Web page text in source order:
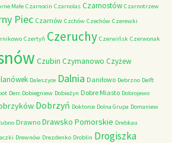
Małe Czarnocin Czarnolas Czarnostów Czarnotrzew
Piec Czarnów Czchów Czechów Czerewki
Czertyń Czeruchy Czerwińsk Czerwonak
Czubin Czymanowo Czyżew
Daleszyce Dalnia Daniłowo Debrzno Delft
Derc Dobiegniew Dobieżyn Dobre Miasto Dobrojewo
Dobrzyń Doktorce Dolna Grupa Domaniew
Drawno Drawsko Pomorskie Drebkau
Drewnów Drezdenko Droblin Drogiszka